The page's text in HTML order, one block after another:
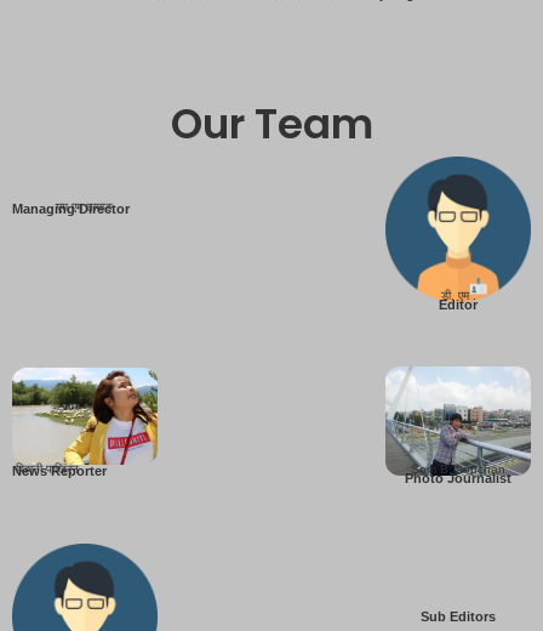
Our Team
Managing Director
एम एम तामाङ
Editor
डी. एम .
News Reporter
बिहानी पाख्रिन
Photo Journalist
Som B. Lopchan
Sub Editors